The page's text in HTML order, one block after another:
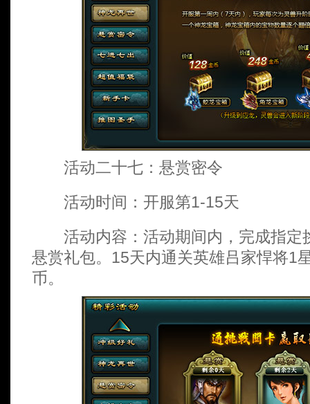
活动二十七：悬赏密令
活动时间：开服第1-15天
活动内容：活动期间内，完成指定
悬赏礼包。15天内通关英雄吕家悍将1
币。